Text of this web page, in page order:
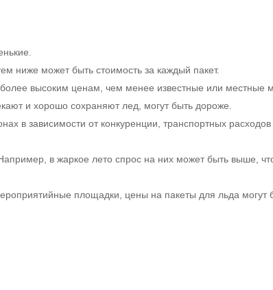
ниже может быть стоимость за каждый пакет.
высоким ценам, чем менее известные или местные
и хорошо сохраняют лед, могут быть дороже.
в зависимости от конкуренции, транспортных расходов
в жаркое лето спрос на них может быть выше,
площадки, цены на пакеты для льда могут